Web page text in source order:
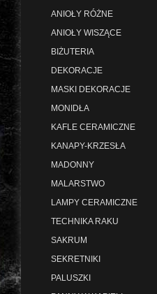
ANIOŁY RÓŻNE
ANIOŁY WISZĄCE
BIŻUTERIA
DEKORACJE
MASKI DEKORACJE
MONIDŁA
KAFLE CERAMICZNE
KANAPY-KRZESŁA
MADONNY
MALARSTWO
LAMPY CERAMICZNE
TECHNIKA RAKU
SAKRUM
SEKRETNIKI
PALUSZKI